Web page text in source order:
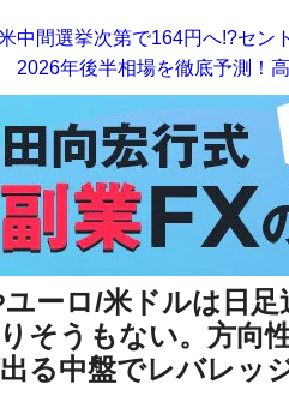
中間選挙次第で164円へ!?セン
2026年後半相場を徹底予測！
ーロ/米ドルは日
そうもない。方向
る中盤でレバレッ